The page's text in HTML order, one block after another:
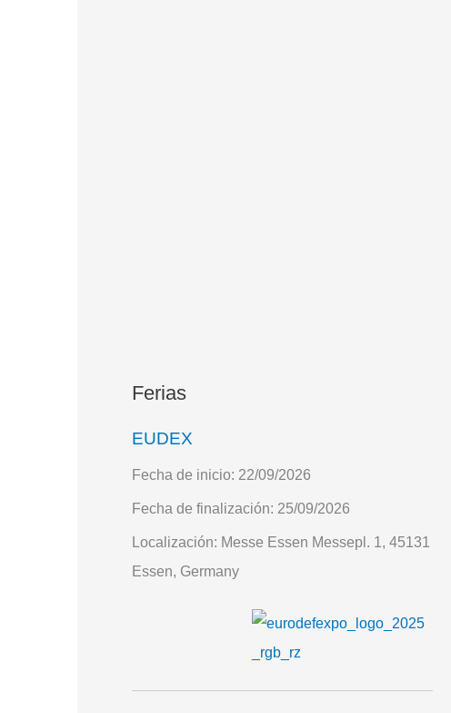
Ferias
EUDEX
Fecha de inicio: 22/09/2026
Fecha de finalización: 25/09/2026
Localización: Messe Essen Messepl. 1, 45131
Essen, Germany